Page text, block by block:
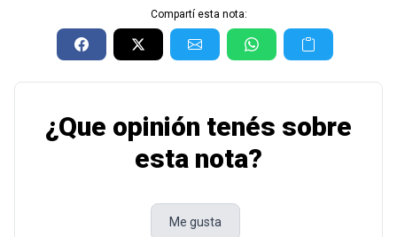
Compartí esta nota:
¿Que opinión tenés sobre
esta nota?
Me gusta